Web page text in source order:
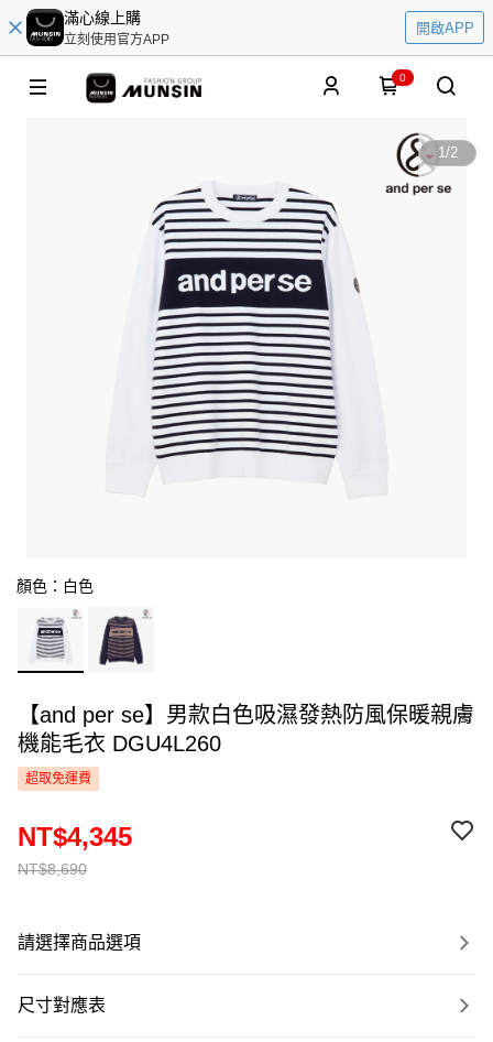
滿心線上購
立刻使用官方APP
開啟APP
0
1/2
顏色：白色
【and per se】男款白色吸濕發熱防風保暖親膚
機能毛衣 DGU4L260
超取免運費
NT$8,690
NT$4,345
請選擇商品選項
尺寸對應表